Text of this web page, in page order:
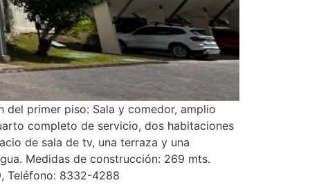
del primer piso: Sala y comedor, amplio
completo de servicio, dos habitaciones
de sala de tv, una terraza y una
Medidas de construcción: 269 mts.
Teléfono: 8332-4288